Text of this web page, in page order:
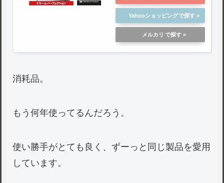
Yahooショッピング
メルカリ
消耗品。
もう何年使ってるんだろう。
使い勝手がとても良く、ずーっと同じ製品を愛用
しています。